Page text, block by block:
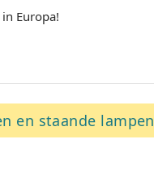
Europa!
en staande lampen